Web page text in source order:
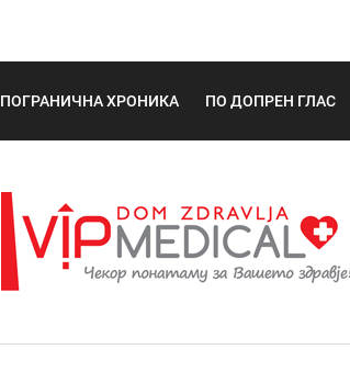
ПОГРАНИЧНА ХРОНИКА ПО ДОПРЕН ГЛАС